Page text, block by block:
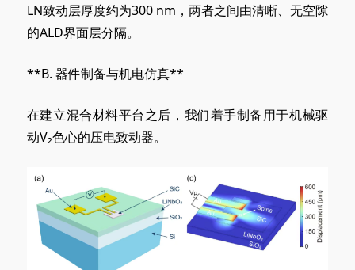
LN致动层厚度约为300 nm，两者之间由清晰、无空隙
的ALD界面层分隔。
**B. 器件制备与机电仿真**
在建立混合材料平台之后，我们着手制备用于机械驱
动V₂色心的压电致动器。